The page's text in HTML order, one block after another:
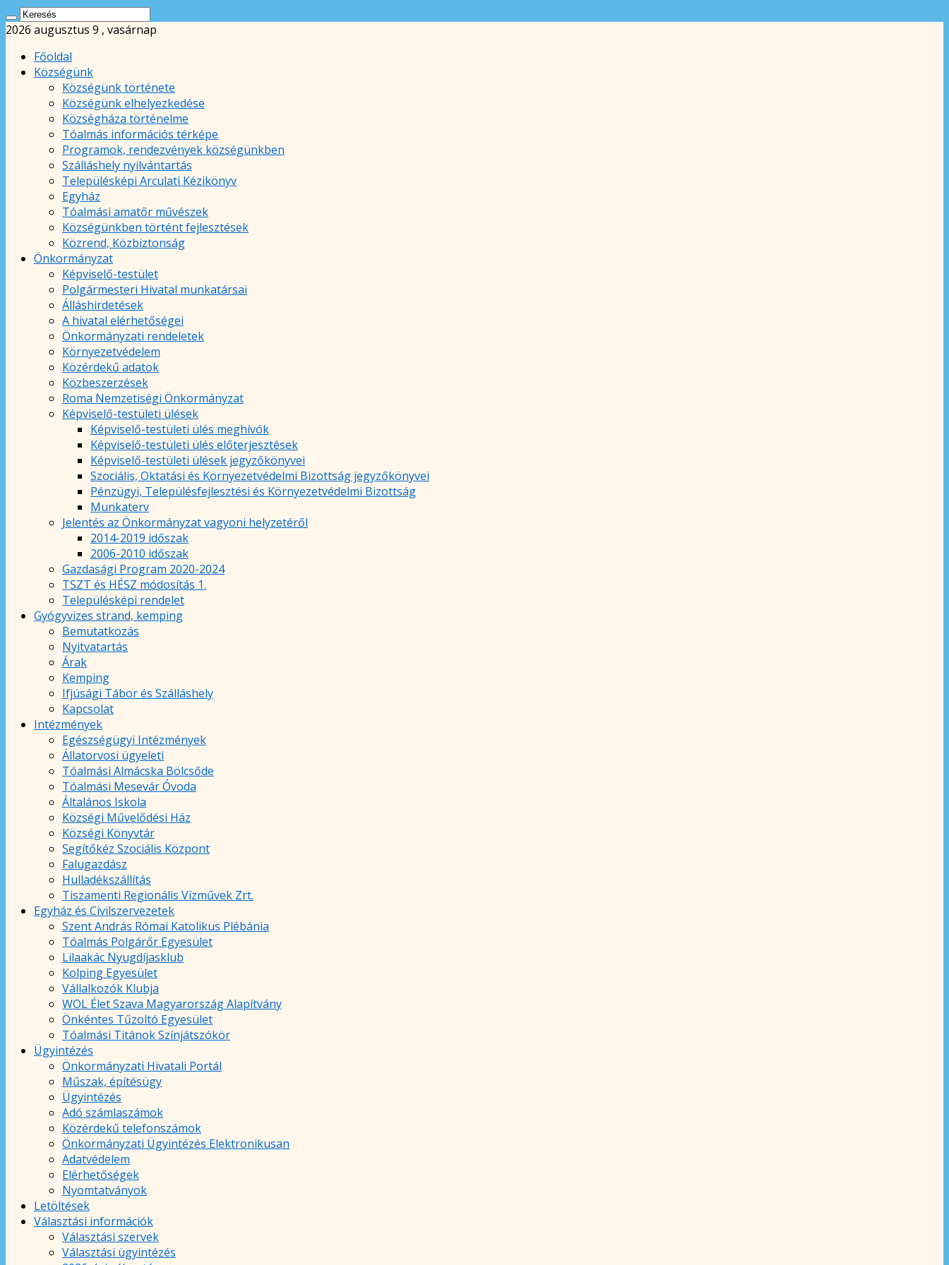
2026 augusztus 9 , vasárnap
Főoldal
Községünk
Községünk története
Községünk elhelyezkedése
Községháza történelme
Tóalmás információs térképe
Programok, rendezvények községünkben
Szálláshely nyilvántartás
Településképi Arculati Kézikönyv
Egyház
Tóalmási amatőr művészek
Községünkben történt fejlesztések
Közrend, Közbiztonság
Önkormányzat
Képviselő-testület
Polgármesteri Hivatal munkatársai
Álláshirdetések
A hivatal elérhetőségei
Önkormányzati rendeletek
Környezetvédelem
Közérdekű adatok
Közbeszerzések
Roma Nemzetiségi Önkormányzat
Képviselő-testületi ülések
Képviselő-testületi ülés meghívók
Képviselő-testületi ülés előterjesztések
Képviselő-testületi ülések jegyzőkönyvei
Szociális, Oktatási és Környezetvédelmi Bizottság jegyzőkönyvei
Pénzügyi, Településfejlesztési és Környezetvédelmi Bizottság
Munkaterv
Jelentés az Önkormányzat vagyoni helyzetéről
2014-2019 időszak
2006-2010 időszak
Gazdasági Program 2020-2024
TSZT és HÉSZ módosítás 1.
Településképi rendelet
Gyógyvizes strand, kemping
Bemutatkozás
Nyitvatartás
Árak
Kemping
Ifjúsági Tábor és Szálláshely
Kapcsolat
Intézmények
Egészségügyi Intézmények
Állatorvosi ügyeleti
Tóalmási Almácska Bölcsőde
Tóalmási Mesevár Óvoda
Általános Iskola
Községi Művelődési Ház
Községi Könyvtár
Segítőkéz Szociális Központ
Falugazdász
Hulladékszállítás
Tiszamenti Regionális Vízművek Zrt.
Egyház és Civilszervezetek
Szent András Római Katolikus Plébánia
Tóalmás Polgárőr Egyesület
Lilaakác Nyugdíjasklub
Kolping Egyesület
Vállalkozók Klubja
WOL Élet Szava Magyarország Alapítvány
Önkéntes Tűzoltó Egyesület
Tóalmási Titánok Színjátszókör
Ügyintézés
Önkormányzati Hivatali Portál
Műszak, építésügy
Ügyintézés
Adó számlaszámok
Közérdekű telefonszámok
Önkormányzati Ügyintézés Elektronikusan
Adatvédelem
Elérhetőségek
Nyomtatványok
Letöltések
Választási információk
Választási szervek
Választási ügyintézés